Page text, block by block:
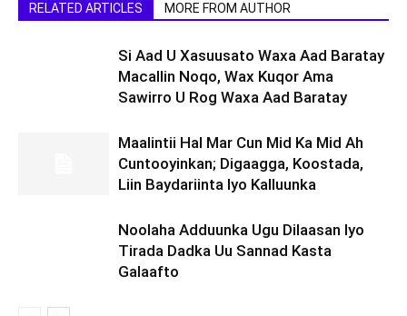
RELATED ARTICLES MORE FROM AUTHOR
Si Aad U Xasuusato Waxa Aad Baratay
Macallin Noqo, Wax Kuqor Ama
Sawirro U Rog Waxa Aad Baratay
Maalintii Hal Mar Cun Mid Ka Mid Ah
Cuntooyinkan; Digaagga, Koostada,
Liin Baydariinta Iyo Kalluunka
Noolaha Adduunka Ugu Dilaasan Iyo
Tirada Dadka Uu Sannad Kasta
Galaafto